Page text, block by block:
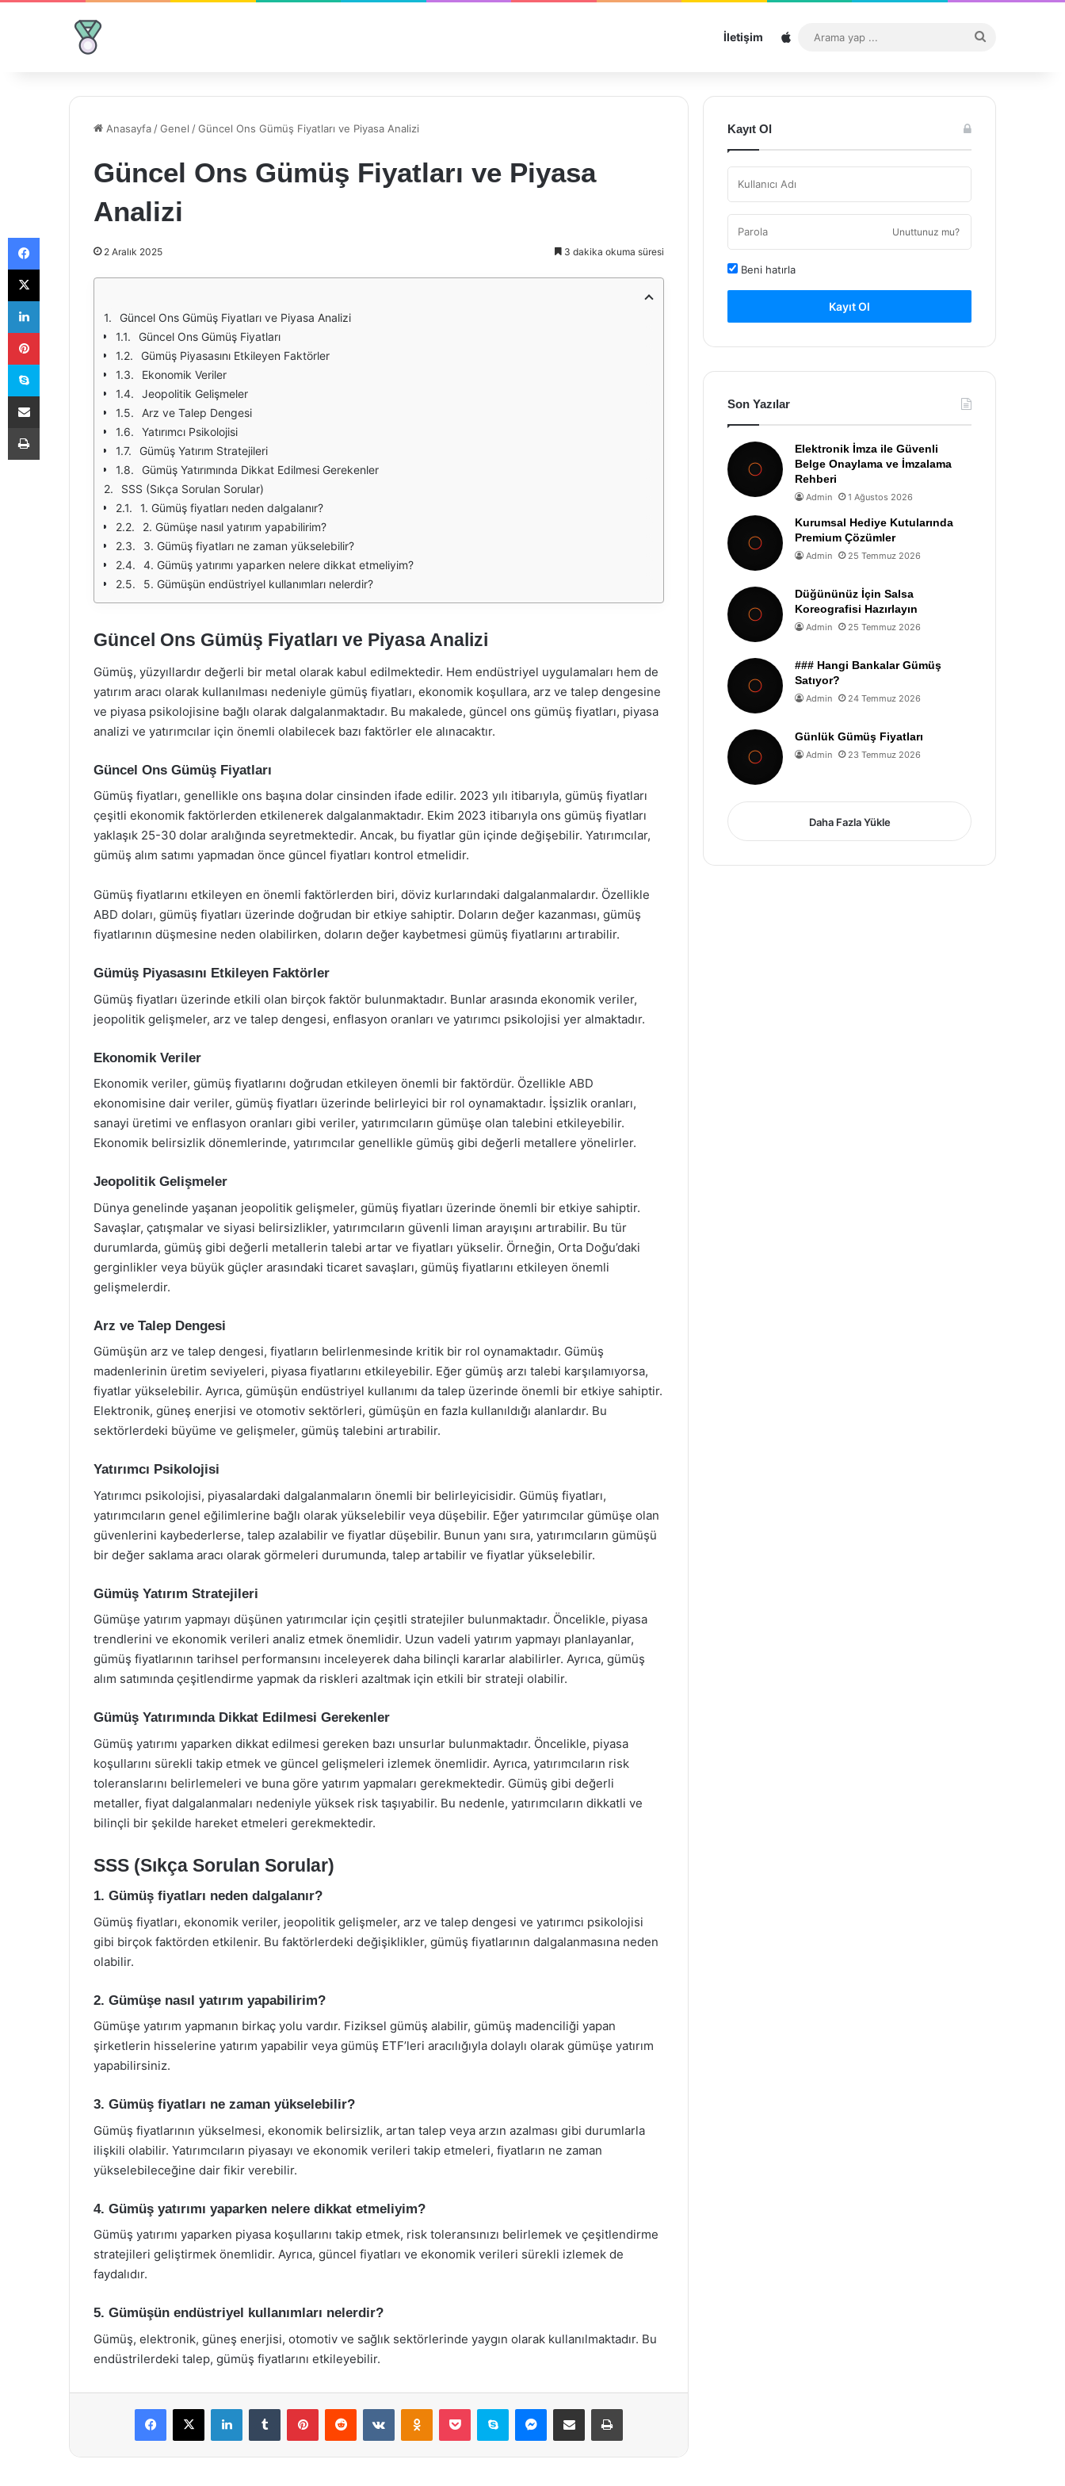
İletişim Sitemap
...
Anasayfa /Genel /Güncel Ons Gümüş Fiyatları ve Piyasa Analizi
Güncel Ons Gümüş Fiyatları ve Piyasa
Analizi
2 Aralık 2025 3 dakika okuma süresi
Güncel Ons Gümüş Fiyatları ve Piyasa Analizi
Güncel Ons Gümüş Fiyatları
Gümüş Piyasasını Etkileyen Faktörler
Ekonomik Veriler
Jeopolitik Gelişmeler
Arz ve Talep Dengesi
Yatırımcı Psikolojisi
Gümüş Yatırım Stratejileri
Gümüş Yatırımında Dikkat Edilmesi Gerekenler
SSS (Sıkça Sorulan Sorular)
1. Gümüş fiyatları neden dalgalanır?
2. Gümüşe nasıl yatırım yapabilirim?
3. Gümüş fiyatları ne zaman yükselebilir?
4. Gümüş yatırımı yaparken nelere dikkat etmeliyim?
5. Gümüşün endüstriyel kullanımları nelerdir?
Güncel Ons Gümüş Fiyatları ve Piyasa Analizi
Gümüş, yüzyıllardır değerli bir metal olarak kabul edilmektedir. Hem endüstriyel uygulamaları hem de
yatırım aracı olarak kullanılması nedeniyle gümüş fiyatları, ekonomik koşullara, arz ve talep dengesine
ve piyasa psikolojisine bağlı olarak dalgalanmaktadır. Bu makalede, güncel ons gümüş fiyatları, piyasa
analizi ve yatırımcılar için önemli olabilecek bazı faktörler ele alınacaktır.
Güncel Ons Gümüş Fiyatları
Gümüş fiyatları, genellikle ons başına dolar cinsinden ifade edilir. 2023 yılı itibarıyla, gümüş fiyatları
çeşitli ekonomik faktörlerden etkilenerek dalgalanmaktadır. Ekim 2023 itibarıyla ons gümüş fiyatları
yaklaşık 25-30 dolar aralığında seyretmektedir. Ancak, bu fiyatlar gün içinde değişebilir. Yatırımcılar,
gümüş alım satımı yapmadan önce güncel fiyatları kontrol etmelidir.
Gümüş fiyatlarını etkileyen en önemli faktörlerden biri, döviz kurlarındaki dalgalanmalardır. Özellikle
ABD doları, gümüş fiyatları üzerinde doğrudan bir etkiye sahiptir. Doların değer kazanması, gümüş
fiyatlarının düşmesine neden olabilirken, doların değer kaybetmesi gümüş fiyatlarını artırabilir.
Gümüş Piyasasını Etkileyen Faktörler
Gümüş fiyatları üzerinde etkili olan birçok faktör bulunmaktadır. Bunlar arasında ekonomik veriler,
jeopolitik gelişmeler, arz ve talep dengesi, enflasyon oranları ve yatırımcı psikolojisi yer almaktadır.
Ekonomik Veriler
Ekonomik veriler, gümüş fiyatlarını doğrudan etkileyen önemli bir faktördür. Özellikle ABD
ekonomisine dair veriler, gümüş fiyatları üzerinde belirleyici bir rol oynamaktadır. İşsizlik oranları,
sanayi üretimi ve enflasyon oranları gibi veriler, yatırımcıların gümüşe olan talebini etkileyebilir.
Ekonomik belirsizlik dönemlerinde, yatırımcılar genellikle gümüş gibi değerli metallere yönelirler.
Jeopolitik Gelişmeler
Dünya genelinde yaşanan jeopolitik gelişmeler, gümüş fiyatları üzerinde önemli bir etkiye sahiptir.
Savaşlar, çatışmalar ve siyasi belirsizlikler, yatırımcıların güvenli liman arayışını artırabilir. Bu tür
durumlarda, gümüş gibi değerli metallerin talebi artar ve fiyatları yükselir. Örneğin, Orta Doğu’daki
gerginlikler veya büyük güçler arasındaki ticaret savaşları, gümüş fiyatlarını etkileyen önemli
gelişmelerdir.
Arz ve Talep Dengesi
Gümüşün arz ve talep dengesi, fiyatların belirlenmesinde kritik bir rol oynamaktadır. Gümüş
madenlerinin üretim seviyeleri, piyasa fiyatlarını etkileyebilir. Eğer gümüş arzı talebi karşılamıyorsa,
fiyatlar yükselebilir. Ayrıca, gümüşün endüstriyel kullanımı da talep üzerinde önemli bir etkiye sahiptir.
Elektronik, güneş enerjisi ve otomotiv sektörleri, gümüşün en fazla kullanıldığı alanlardır. Bu
sektörlerdeki büyüme ve gelişmeler, gümüş talebini artırabilir.
Yatırımcı Psikolojisi
Yatırımcı psikolojisi, piyasalardaki dalgalanmaların önemli bir belirleyicisidir. Gümüş fiyatları,
yatırımcıların genel eğilimlerine bağlı olarak yükselebilir veya düşebilir. Eğer yatırımcılar gümüşe olan
güvenlerini kaybederlerse, talep azalabilir ve fiyatlar düşebilir. Bunun yanı sıra, yatırımcıların gümüşü
bir değer saklama aracı olarak görmeleri durumunda, talep artabilir ve fiyatlar yükselebilir.
Gümüş Yatırım Stratejileri
Gümüşe yatırım yapmayı düşünen yatırımcılar için çeşitli stratejiler bulunmaktadır. Öncelikle, piyasa
trendlerini ve ekonomik verileri analiz etmek önemlidir. Uzun vadeli yatırım yapmayı planlayanlar,
gümüş fiyatlarının tarihsel performansını inceleyerek daha bilinçli kararlar alabilirler. Ayrıca, gümüş
alım satımında çeşitlendirme yapmak da riskleri azaltmak için etkili bir strateji olabilir.
Gümüş Yatırımında Dikkat Edilmesi Gerekenler
Gümüş yatırımı yaparken dikkat edilmesi gereken bazı unsurlar bulunmaktadır. Öncelikle, piyasa
koşullarını sürekli takip etmek ve güncel gelişmeleri izlemek önemlidir. Ayrıca, yatırımcıların risk
toleranslarını belirlemeleri ve buna göre yatırım yapmaları gerekmektedir. Gümüş gibi değerli
metaller, fiyat dalgalanmaları nedeniyle yüksek risk taşıyabilir. Bu nedenle, yatırımcıların dikkatli ve
bilinçli bir şekilde hareket etmeleri gerekmektedir.
SSS (Sıkça Sorulan Sorular)
1. Gümüş fiyatları neden dalgalanır?
Gümüş fiyatları, ekonomik veriler, jeopolitik gelişmeler, arz ve talep dengesi ve yatırımcı psikolojisi
gibi birçok faktörden etkilenir. Bu faktörlerdeki değişiklikler, gümüş fiyatlarının dalgalanmasına neden
olabilir.
2. Gümüşe nasıl yatırım yapabilirim?
Gümüşe yatırım yapmanın birkaç yolu vardır. Fiziksel gümüş alabilir, gümüş madenciliği yapan
şirketlerin hisselerine yatırım yapabilir veya gümüş ETF’leri aracılığıyla dolaylı olarak gümüşe yatırım
yapabilirsiniz.
3. Gümüş fiyatları ne zaman yükselebilir?
Gümüş fiyatlarının yükselmesi, ekonomik belirsizlik, artan talep veya arzın azalması gibi durumlarla
ilişkili olabilir. Yatırımcıların piyasayı ve ekonomik verileri takip etmeleri, fiyatların ne zaman
yükselebileceğine dair fikir verebilir.
4. Gümüş yatırımı yaparken nelere dikkat etmeliyim?
Gümüş yatırımı yaparken piyasa koşullarını takip etmek, risk toleransınızı belirlemek ve çeşitlendirme
stratejileri geliştirmek önemlidir. Ayrıca, güncel fiyatları ve ekonomik verileri sürekli izlemek de
faydalıdır.
5. Gümüşün endüstriyel kullanımları nelerdir?
Gümüş, elektronik, güneş enerjisi, otomotiv ve sağlık sektörlerinde yaygın olarak kullanılmaktadır. Bu
endüstrilerdeki talep, gümüş fiyatlarını etkileyebilir.
Facebook
X LinkedInTumblr PinterestReddit VKontakteOdnoklassniki
Pocket Skype Messenger
E-Posta ile paylaş Yazdır
Kayıt Ol
Unuttunuz mu?
Beni hatırla
Kayıt Ol
Son Yazılar
Elektronik İmza ile Güvenli
Belge Onaylama ve İmzalama
Rehberi
Admin 1 Ağustos 2026
Kurumsal Hediye Kutularında
Premium Çözümler
Admin 25 Temmuz 2026
Düğününüz İçin Salsa
Koreografisi Hazırlayın
Admin 25 Temmuz 2026
### Hangi Bankalar Gümüş
Satıyor?
Admin 24 Temmuz 2026
Günlük Gümüş Fiyatları
Admin 23 Temmuz 2026
Daha Fazla Yükle
Facebook
X
LinkedIn
Pinterest
Skype
E-Posta ile paylaş